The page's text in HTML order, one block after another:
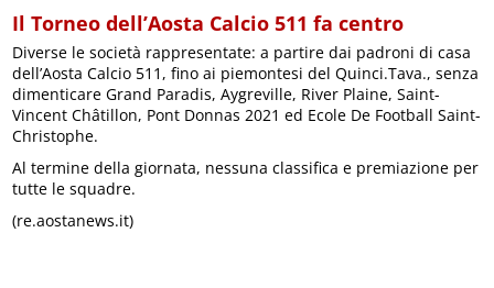
Il Torneo dell’Aosta Calcio 511 fa centro
Diverse le società rappresentate: a partire dai padroni di casa
dell’Aosta Calcio 511, fino ai piemontesi del Quinci.Tava., senza
dimenticare Grand Paradis, Aygreville, River Plaine, Saint-
Vincent Châtillon, Pont Donnas 2021 ed Ecole De Football Saint-
Christophe.
Al termine della giornata, nessuna classifica e premiazione per
tutte le squadre.
(re.aostanews.it)